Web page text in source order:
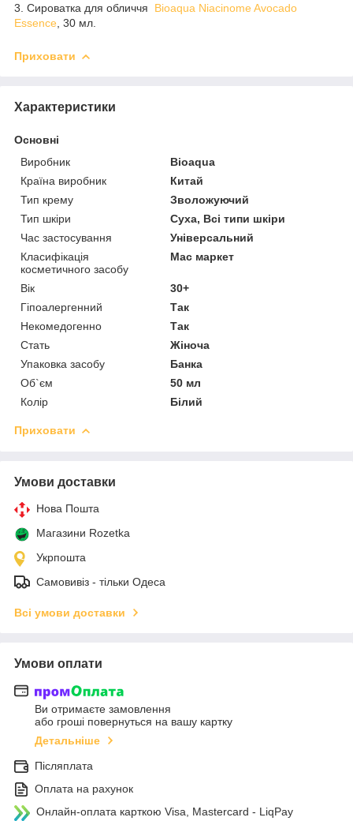
3. Сироватка для обличчя Bioaqua Niacinome Avocado
Essence , 30 мл.
Приховати
Характеристики
Основні
Виробник
Bioaqua
Країна виробник
Китай
Тип крему
Зволожуючий
Тип шкіри
Суха, Всі типи шкіри
Час застосування
Універсальний
Класифікація
косметичного засобу
Мас маркет
Вік
30+
Гіпоалергенний
Так
Некомедогенно
Так
Стать
Жіноча
Упаковка засобу
Банка
Об`єм
50 мл
Колір
Білий
Приховати
Умови доставки
Нова Пошта
Магазини Rozetka
Укрпошта
Самовивіз - тільки Одеса
Всі умови доставки
Умови оплати
Ви отримаєте замовлення
або гроші повернуться на вашу картку
Детальніше
Післяплата
Оплата на рахунок
Онлайн-оплата карткою Visa, Mastercard - LiqPay